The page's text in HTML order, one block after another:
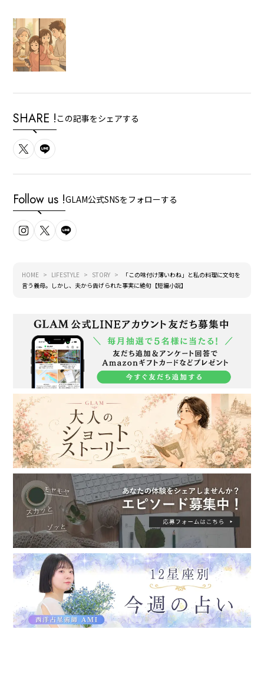
SHARE ! この記事をシェアする
Follow us !GLAM公式SNSをフォローする
HOME LIFESTYLE STORY
「この味付け薄いわね」と私の料理に文句を
言う義母。しかし、夫から告げられた事実に絶句【短編小説】